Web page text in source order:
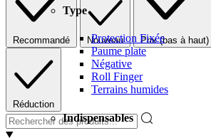
Type
Protection Fixée
Paume plate
Négative
Roll Finger
Terrains humides
Indispensables
Recommandé Nouveau Prix (bas à haut)
Réduction